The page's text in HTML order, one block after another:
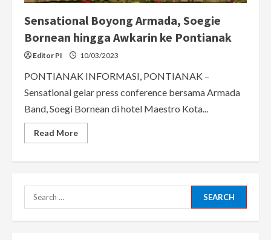
Sensational Boyong Armada, Soegie
Bornean hingga Awkarin ke Pontianak
Editor PI 10/03/2023
PONTIANAK INFORMASI, PONTIANAK –
Sensational gelar press conference bersama Armada
Band, Soegi Bornean di hotel Maestro Kota...
Read MoreRead
more
Awkarin
Search
for: